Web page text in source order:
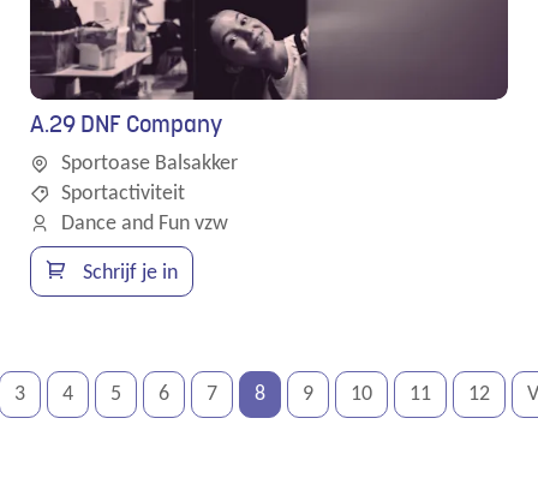
A.29 DNF Company
Sportoase Balsakker
Sportactiviteit
Dance and Fun vzw
Schrijf je in
3 4 5 6 7 8 9 10 11 12